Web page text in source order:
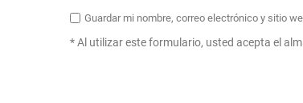
Guardar mi nombre, correo electrónico y sitio
* Al utilizar este formulario, usted acepta el